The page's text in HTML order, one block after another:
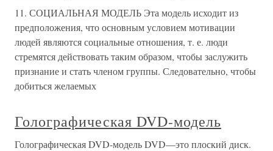
11. СОЦИАЛЬНАЯ МОДЕЛЬ Эта модель исходит из
предположения, что основным условием мотивации
людей являются социальные отношения, т. е. люди
стремятся действовать таким образом, чтобы заслужить
признание и стать членом группы. Следовательно, чтобы
добиться желаемых
Голографическая DVD-модель
Голографическая DVD-модель DVD—это плоский диск.